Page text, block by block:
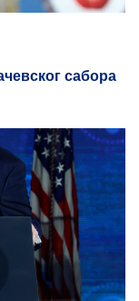
сабора